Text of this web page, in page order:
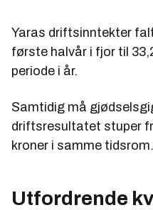
Yaras driftsinntekter
første halvår i fjor til
periode i år.
Samtidig må
driftsresultatet stuper
kroner i samme tidsrom.
Utfordrende